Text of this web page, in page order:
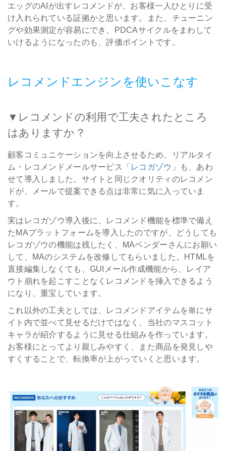
エッグのAIが出すレコメンドが、お客様一人ひとりに受
け入れられている証拠かと思います。また、チューニン
グや効果測定が容易にでき、PDCAサイクルをまわして
いけるようになったのも、評価ポイントです。
レコメンドエンジンを使いこなす
▼レコメンドの利用で工夫されたところ
はありますか？
顧客コミュニケーションを向上させるため、リアルタイ
ム・レコメンドメールサービス「レコガゾウ 」も、あわ
せて導入しました。サイトと同じクオリティのレコメン
ドが、メールで提案できる点は非常に気に入っていま
す。
実はレコガゾウ導入後に、レコメンド機能を標準で備え
たMAプラットフォームを導入したのですが、どうしても
レコガゾウの機能は残したく、MAベンダーさんにお願い
して、MAのシステムを改修してもらいました。HTMLを
直接編集しなくても、GUIメール作成機能から、レイア
ウト崩れを起こすことなくレコメンドを挿入できるよう
になり、重宝しています。
これ以外の工夫としては、レコメンドアイテムを単にサ
イト内で並べて見せるだけではなく、当社のマスコット
キャラが紹介するように見せる仕組みを作っています。
お客様にとってより親しみやすく、また商品を発見しや
すくすることで、転換率が上がっていくと思います。